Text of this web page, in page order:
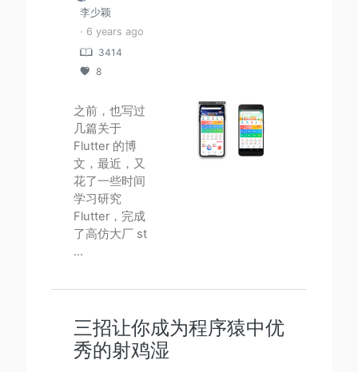
李少颖
· 6 years ago
3414
8
之前，也写过
几篇关于
Flutter 的博
文，最近，又
花了一些时间
学习研究
Flutter，完成
了高仿大厂 st
...
三招让你成为程序猿中优
秀的射鸡湿